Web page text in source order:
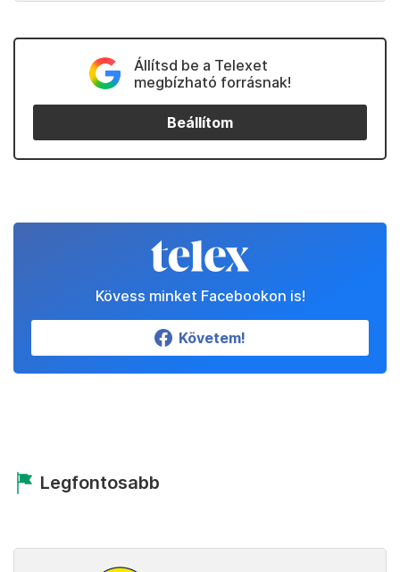
Állítsd be a Telexet
megbízható forrásnak!
Beállítom
Kövess minket Facebookon is!
Követem!
Legfontosabb